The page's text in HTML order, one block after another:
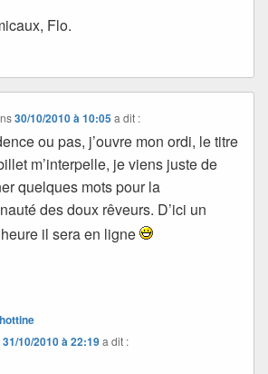
Flo.
30/10/2010 à 10:05 a dit :
ou pas, j’ouvre mon ordi, le titre
m’interpelle, je viens juste de
quelques mots pour la
des doux rêveurs. D’ici un
il sera en ligne
31/10/2010 à 22:19a dit :